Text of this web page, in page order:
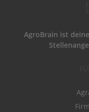
AgroBrain ist